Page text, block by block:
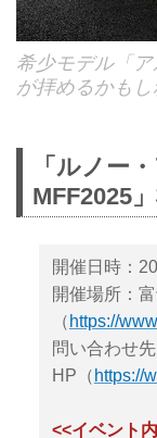
希少モデル「
が拝めるかもし
「ルノー
MFF2025
開催日時：
開催場所：
（ https://
問い合わせ
HP（ https://
ルノー
<<イベント